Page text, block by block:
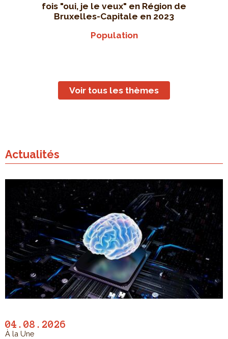
fois "oui, je le veux" en Région de
Bruxelles-Capitale en 2023
Population
Voir tous les thèmes
Actualités
04.08.2026
À la Une